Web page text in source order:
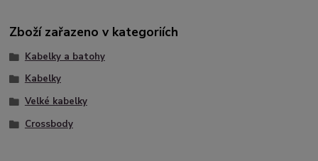
Zboží zařazeno v kategoriích
Kabelky a batohy
Kabelky
Velké kabelky
Crossbody